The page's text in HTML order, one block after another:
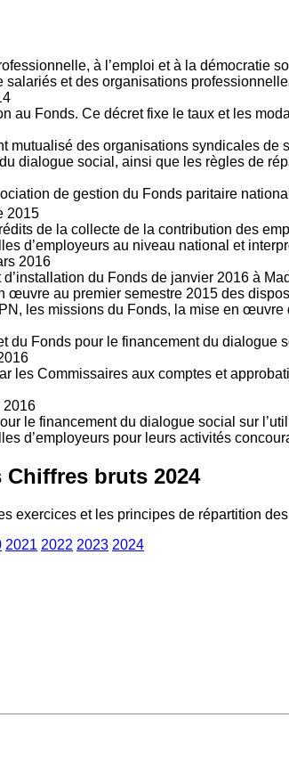
à l’emploi et à la démocratie
et des organisations
au Fonds. Ce décret fixe le taux et les
mutualisé des organisations syndicales
dialogue social, ainsi que les règles de
de gestion du Fonds paritaire
2015
de la collecte de la contribution des
d’employeurs au niveau national et
2016
du Fonds de janvier 2016 à
œuvre au premier semestre 2015 des
les missions du Fonds, la mise en œuvre
du Fonds pour le financement du dialogue
les Commissaires aux comptes et
2016
le financement du dialogue social sur
d’employeurs pour leurs activités
Chiffres bruts 2024
exercices et les principes de répartition
2021 2022 2023 2024